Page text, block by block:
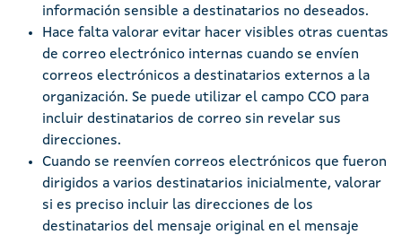
información sensible a destinatarios no deseados.
Hace falta valorar evitar hacer visibles otras cuentas
de correo electrónico internas cuando se envíen
correos electrónicos a destinatarios externos a la
organización. Se puede utilizar el campo CCO para
incluir destinatarios de correo sin revelar sus
direcciones.
Cuando se reenvíen correos electrónicos que fueron
dirigidos a varios destinatarios inicialmente, valorar
si es preciso incluir las direcciones de los
destinatarios del mensaje original en el mensaje